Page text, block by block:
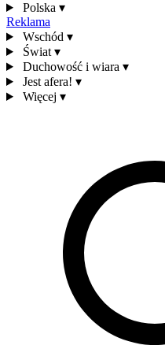
Polska ▾
Reklama
Wschód ▾
Świat ▾
Duchowość i wiara ▾
Jest afera! ▾
Więcej ▾